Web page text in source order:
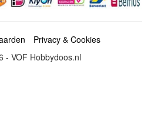
Privacy & Cookies
- VOF Hobbydoos.nl